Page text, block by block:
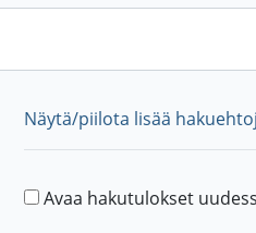
Näytä/piilota lisää
Avaa hakutulokset